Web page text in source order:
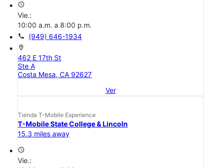
access_time
Vie.:
10:00 a.m. a 8:00 p.m.
call (949) 646-1934
location_on
462 E 17th St
Ste A
Costa Mesa, CA 92627
Ver
Tienda T-Mobile Experience
T-Mobile State College & Lincoln
15.3 miles away
access_time
Vie.: